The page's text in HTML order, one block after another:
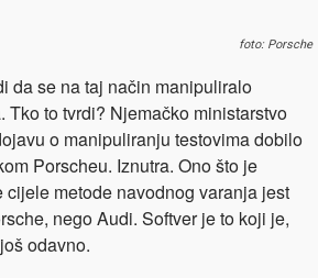
foto: Porsche
da se na taj način manipuliralo
Tko to tvrdi? Njemačko ministarstvo
o manipuliranju testovima dobilo
Porscheu. Iznutra. Ono što je
metode navodnog varanja jest
nego Audi. Softver je to koji je,
odavno.